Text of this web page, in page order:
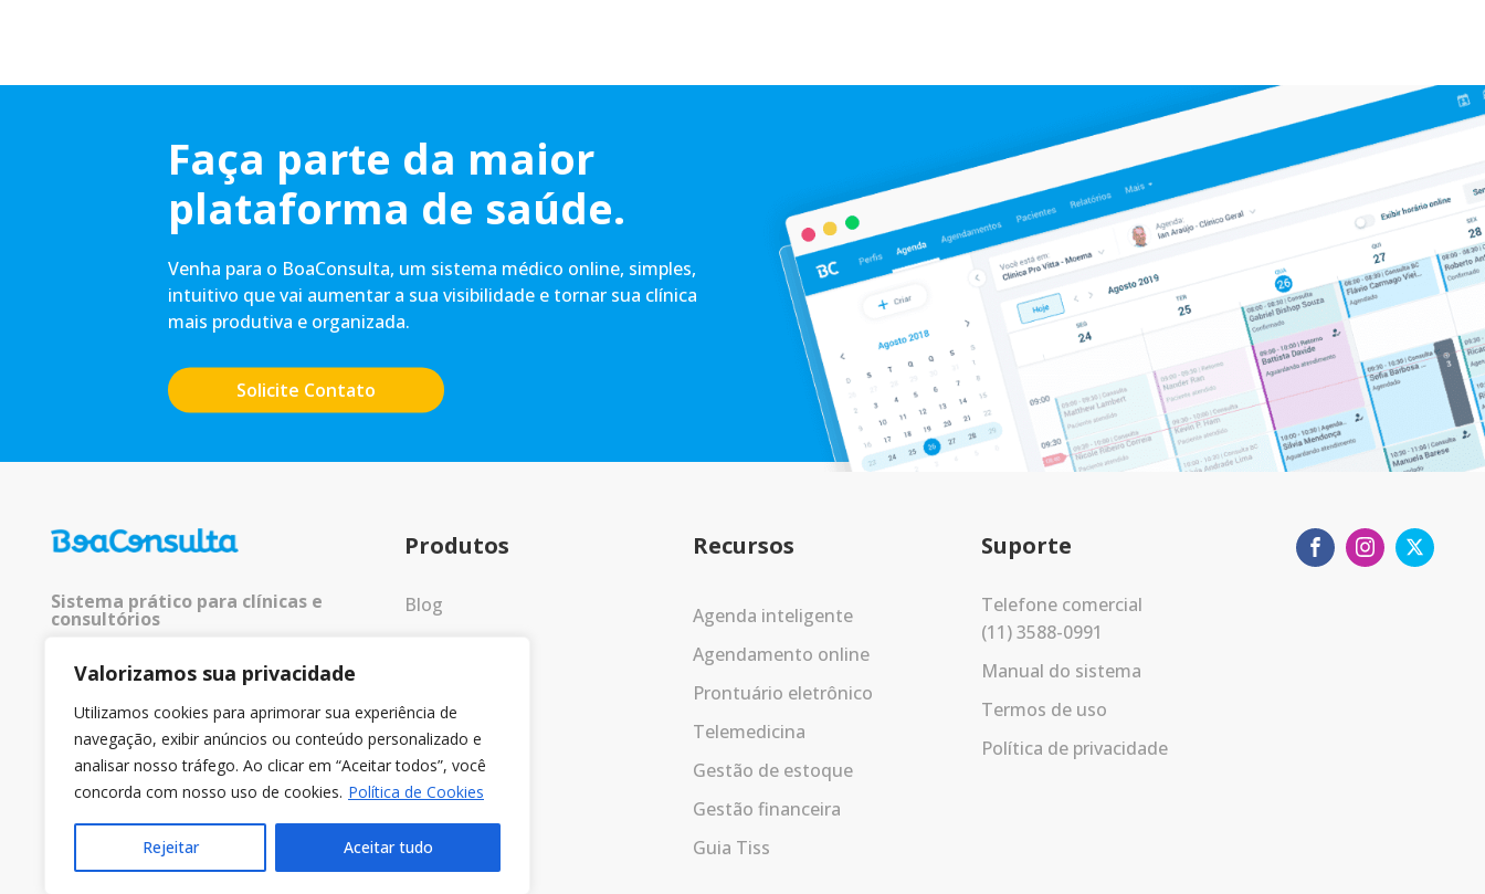
Valorizamos sua privacidade
Utilizamos cookies para aprimorar sua experiência de
navegação, exibir anúncios ou conteúdo personalizado e
analisar nosso tráfego. Ao clicar em “Aceitar todos”, você
concorda com nosso uso de cookies. Política de Cookies
Rejeitar Aceitar tudo
Faça parte da maior
plataforma de saúde.
Venha para o BoaConsulta, um sistema médico online, simples,
intuitivo que vai aumentar a sua visibilidade e tornar sua clínica
mais produtiva e organizada.
Solicite Contato
Sistema prático para clínicas e
consultórios
© 2025 Todos os direitos
Produtos
Blog
Recursos
Agenda inteligente
Agendamento online
Prontuário eletrônico
Telemedicina
Gestão de estoque
Gestão financeira
Guia Tiss
Suporte
Telefone comercial
(11) 3588-0991
Manual do sistema
Termos de uso
Política de privacidade